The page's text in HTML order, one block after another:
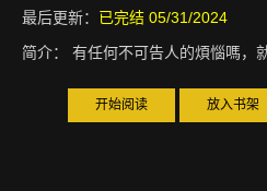
最后更新： 已完结 05/31/2024
简介：
有任何不可告人的煩惱嗎，
开始阅读 放入书架